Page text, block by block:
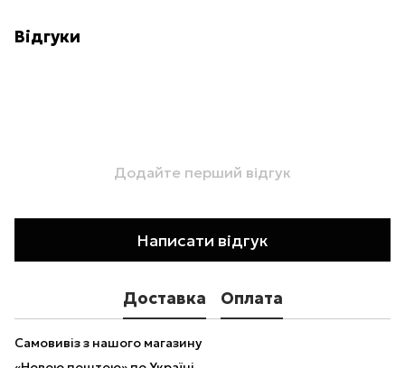
Відгуки
Додайте перший відгук
Написати відгук
Доставка Оплата
Самовивіз з нашого магазину